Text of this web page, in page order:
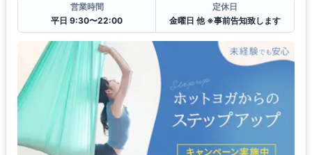
営業時間
平日 9:30〜22:00
定休日
金曜日 他 ※事前告知致します